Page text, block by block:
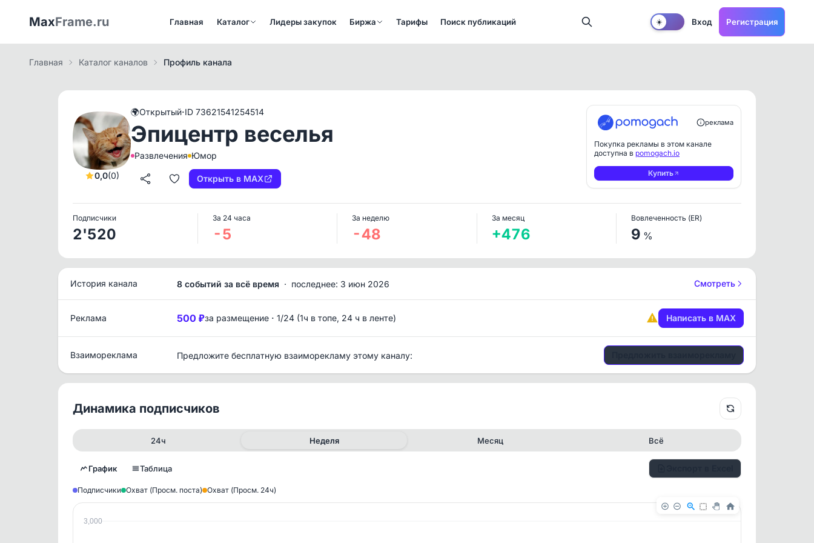
MaxFrame.ru Главная Каталог Лидеры закупок Биржа Тарифы Поиск публикаций ☀️ Вход Регистрация
Главная Каталог каналов Профиль канала
0,0(0)
🌍Открытый·ID 73621541254514
Эпицентр веселья
Развлечения Юмор
Открыть в MAX
реклама
Покупка рекламы в этом канале
доступна в pomogach.io
Купить
Подписчики
2'520
За 24 часа
-5
За неделю
-48
За месяц
+476
Вовлеченность (ER)
9 %
История канала 8 событий за всё время · последнее: 3 июн 2026 Смотреть
Реклама 500 ₽за размещение · 1/24 (1ч в топе, 24 ч в ленте) Написать в MAX
Взаимореклама Предложите бесплатную взаиморекламу этому каналу:
Динамика подписчиков
24ч Неделя Месяц Всё
График Таблица
Подписчики Охват (Просм. поста) Охват (Просм. 24ч)
3,000